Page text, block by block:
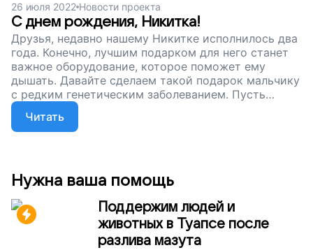
26 июля 2022 Новости проекта
С днем рождения, Никитка!
Друзья, недавно нашему Никитке исполнилось два
года. Конечно, лучшим подарком для него станет
важное оборудование, которое поможет ему
дышать. Давайте сделаем такой подарок мальчику
с редким генетическим заболеванием. Пусть
Никита растет, развивается и дышит свободно!
Читать
Нужна ваша помощь
Поддержим людей и
животных в Туапсе после
разлива мазута